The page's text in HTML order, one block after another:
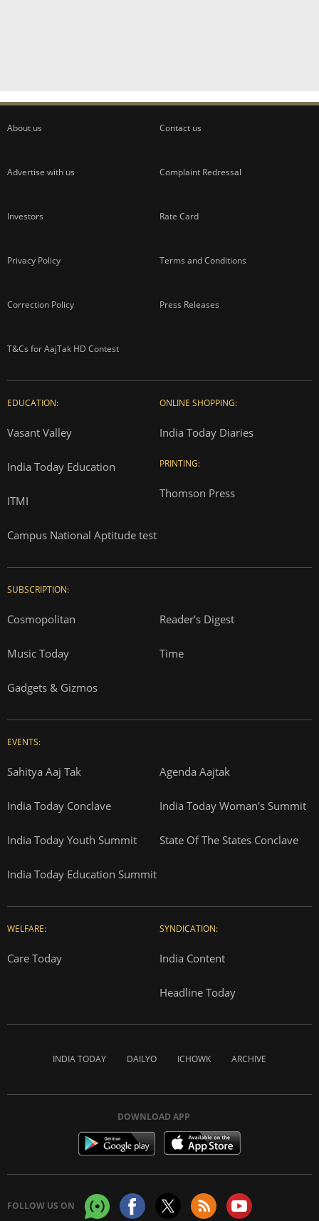
About us Contact us
Advertise with us Complaint Redressal
Investors Rate Card
Privacy Policy Terms and Conditions
Correction Policy Press Releases
T&Cs for AajTak HD Contest
EDUCATION:
Vasant Valley
India Today Education
ITMI
Campus National Aptitude test
ONLINE SHOPPING:
India Today Diaries
PRINTING:
Thomson Press
SUBSCRIPTION:
Cosmopolitan Reader's Digest
Music Today Time
Gadgets & Gizmos
EVENTS:
Sahitya Aaj Tak Agenda Aajtak
India Today Conclave India Today Woman's Summit
India Today Youth Summit State Of The States Conclave
India Today Education Summit
WELFARE:
Care Today
SYNDICATION:
India Content
Headline Today
INDIA TODAY DAILYO ICHOWK ARCHIVE
DOWNLOAD APP
FOLLOW US ON